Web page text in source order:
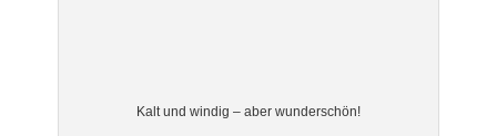
Kalt und windig – aber wunderschön!